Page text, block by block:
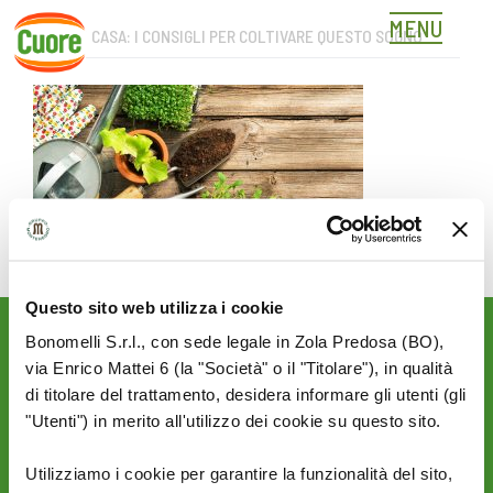
Questo sito web utilizza i cookie
Bonomelli S.r.l., con sede legale in Zola Predosa (BO),
via Enrico Mattei 6 (la "Società" o il "Titolare"), in qualità
di titolare del trattamento, desidera informare gli utenti (gli
"Utenti") in merito all'utilizzo dei cookie su questo sito.
Utilizziamo i cookie per garantire la funzionalità del sito,
Skip
content
MENU
ORTO IN CASA: I CONSIGLI PER COLTIVARE QUESTO SOGNO
Rimani aggiornato sulle
novità del mondo Cuore: